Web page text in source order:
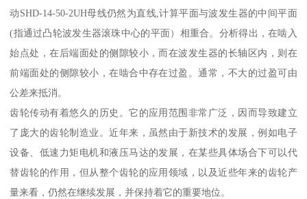
动SHD-14-50-2UH母线仍然为直线,计算平面与波发生器的中间平面
(指通过凸轮波发生器滚珠中心的平面）相重合。分析得出，在啮入
始点处，在后端面处的侧隙较小，而在波发生器的长轴区内，则在
前端面处的侧隙较小，在啮合中存在过盈。通常，不大的过盈可由
公差来抵消。
齿轮传动有着悠久的历史。它的应用范围非常广泛，因而导致建立
了庞大的齿轮制造业。近年来，虽然由于新技术的发展，例如电子
设备、低速力矩电机和液压马达的发展，在某些具体场合下可以代
替齿轮的作用，但从整个齿轮的应用领域，以及近些年来的齿轮产
量来看，仍然在继续发展，并保持着它的重要地位。